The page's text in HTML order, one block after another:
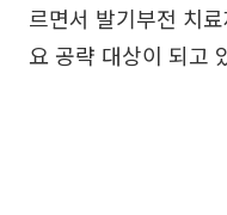
르면서 발기부전 치
요 공략 대상이 되고